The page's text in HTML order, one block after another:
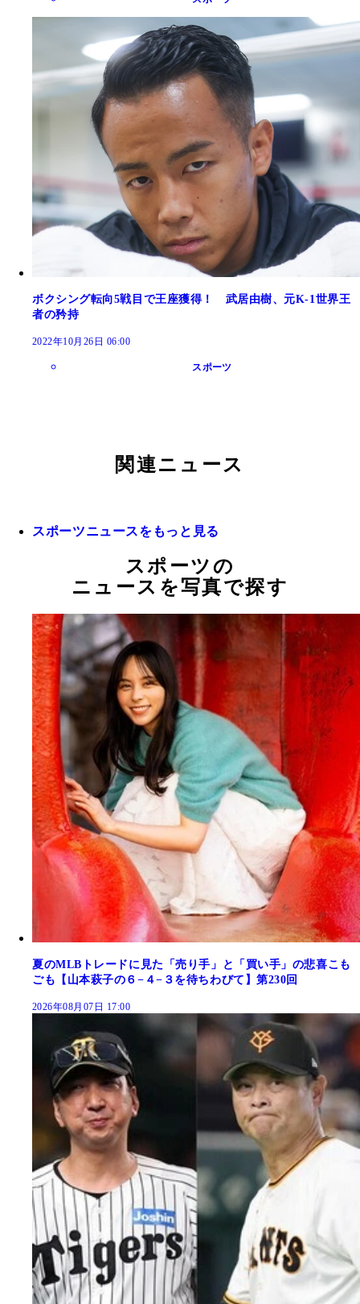
ボクシング転向5戦目で王座獲得！ 武居由樹、元K-1世界王
者の矜持
2022年10月26日 06:00
スポーツ
関連ニュース
スポーツニュースをもっと見る
スポーツの
ニュースを写真で探す
夏のMLBトレードに見た「売り手」と「買い手」の悲喜こも
ごも【山本萩子の６−４−３を待ちわびて】第230回
2026年08月07日 17:00